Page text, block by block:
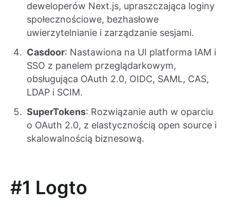
deweloperów Next.js, upraszczająca loginy
społecznościowe, bezhasłowe
uwierzytelnianie i zarządzanie sesjami.
Casdoor: Nastawiona na UI platforma IAM i
SSO z panelem przeglądarkowym,
obsługująca OAuth 2.0, OIDC, SAML, CAS,
LDAP i SCIM.
SuperTokens: Rozwiązanie auth w oparciu
o OAuth 2.0, z elastycznością open source i
skalowalnością biznesową.
#1 Logto